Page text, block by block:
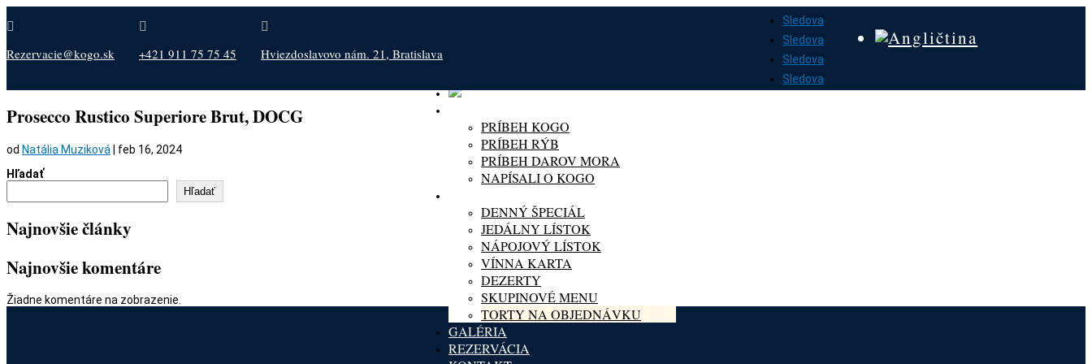

Rezervacie@kogo.sk

+421 911 75 75 45

Hviezdoslavovo nám. 21, Bratislava
Sledova
Sledova
Sledova
Sledova
PRÍBEH KOGO
PRÍBEH RÝB
PRÍBEH DAROV MORA
NAPÍSALI O KOGO
DENNÝ ŠPECIÁL
JEDÁLNY LÍSTOK
NÁPOJOVÝ LÍSTOK
VÍNNA KARTA
DEZERTY
SKUPINOVÉ MENU
TORTY NA OBJEDNÁVKU
GALÉRIA
REZERVÁCIA
Prosecco Rustico Superiore Brut, DOCG
od Natália Muziková
feb 16, 2024
Hľadať
Hľadať
Najnovšie články
Najnovšie komentáre
Žiadne komentáre na zobrazenie.